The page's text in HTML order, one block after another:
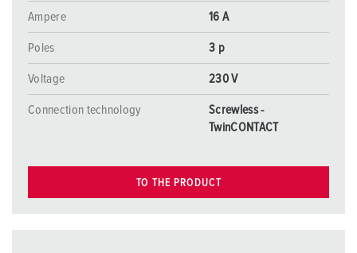
Ampere 16 A
Poles 3 p
Voltage 230 V
Connection technology
Screwless -
TwinCONTACT
TO THE PRODUCT